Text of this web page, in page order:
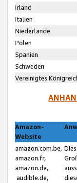
Irland
Italien
Niederlande
Polen
Spanien
Schweden
Vereinigtes
Amazon-
Website
amazon.com.be,
amazon.fr,
amazon.de,
audible.de,